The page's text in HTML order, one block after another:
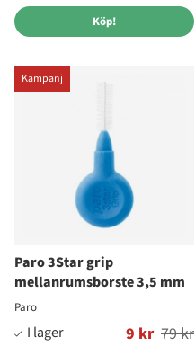
Köp!
Kampanj
Paro 3Star grip
mellanrumsborste 3,5 mm
Paro
9 kr
Ordinarie pris: 79 kr